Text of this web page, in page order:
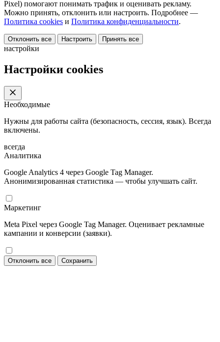
Pixel) помогают понимать трафик и оценивать рекламу.
Можно принять, отклонить или настроить. Подробнее —
Политика cookies и Политика конфиденциальности.
Отклонить все Настроить Принять все
настройки
Настройки cookies
Необходимые
Нужны для работы сайта (безопасность, сессия, язык). Всегда
включены.
всегда
Аналитика
Google Analytics 4 через Google Tag Manager.
Анонимизированная статистика — чтобы улучшать сайт.
Маркетинг
Meta Pixel через Google Tag Manager. Оценивает рекламные
кампании и конверсии (заявки).
Отклонить все Сохранить